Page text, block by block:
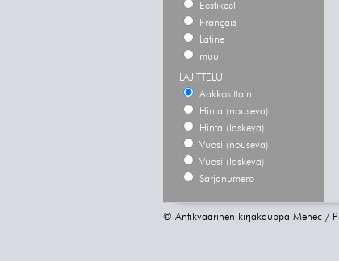
Eestikeel
Français
Latine
muu
LAJITTELU
Aakkosittain
Hinta (nouseva)
Hinta (laskeva)
Vuosi (nouseva)
Vuosi (laskeva)
Sarjanumero
© Antikvaarinen kirjakauppa Menec /